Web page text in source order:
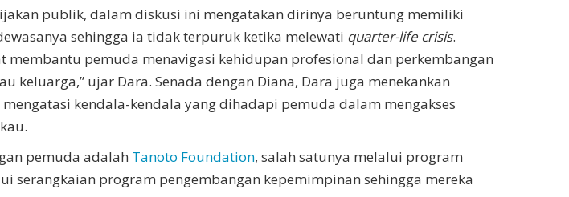
publik, dalam diskusi ini mengatakan dirinya beruntung memiliki
sehingga ia tidak terpuruk ketika melewati quarter-life crisis.
pemuda menavigasi kehidupan profesional dan perkembangan
ujar Dara. Senada dengan Diana, Dara juga menekankan
kendala-kendala yang dihadapi pemuda dalam mengakses
pemuda adalah Tanoto Foundation, salah satunya melalui program
serangkaian program pengembangan kepemimpinan sehingga mereka